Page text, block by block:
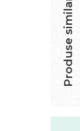
Produse similare